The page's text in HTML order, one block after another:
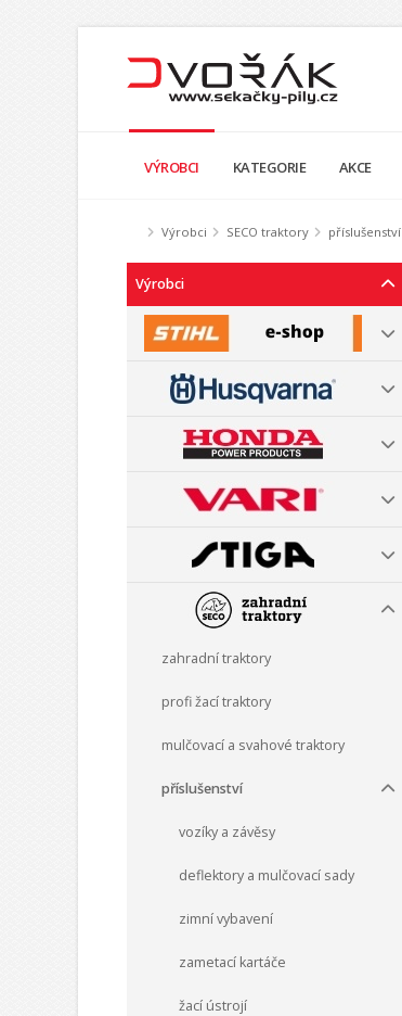
VÝROBCI KATEGORIE AKCE
Výrobci SECO traktory příslušenství
Výrobci
zahradní traktory
profi žací traktory
mulčovací a svahové traktory
příslušenství
vozíky a závěsy
deflektory a mulčovací sady
zimní vybavení
zametací kartáče
žací ústrojí